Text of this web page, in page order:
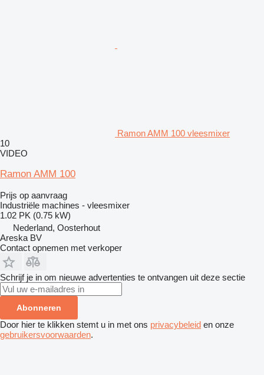
Ramon AMM 100 vleesmixer
10
VIDEO
Ramon AMM 100
Prijs op aanvraag
Industriële machines - vleesmixer
1.02 PK (0.75 kW)
Nederland, Oosterhout
Areska BV
Contact opnemen met verkoper
Schrijf je in om nieuwe advertenties te ontvangen uit deze sectie
Abonneren
Door hier te klikken stemt u in met ons privacybeleid en onze
gebruikersvoorwaarden.